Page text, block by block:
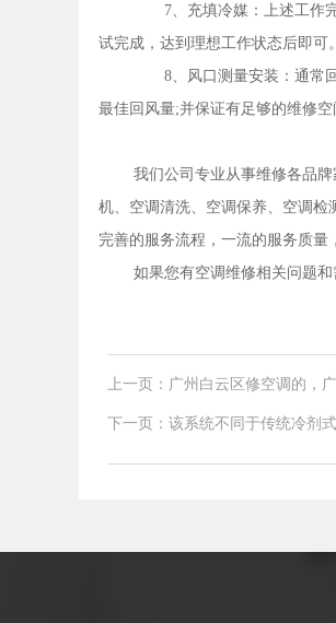
7、充填冷媒：上述工作完
试完成，达到理想工作状态后即可。
8、风口测量安装：通常回
最佳回风量;并保证有足够的维修
我们公司专业从事维修各品
机、空调清洗、空调保养、空调检
完善的服务流程，一流的服务质量
如果您有空调维修相关问题
上一页：广州白云区修空调的，
下一页：该系统不同于传统冷剂